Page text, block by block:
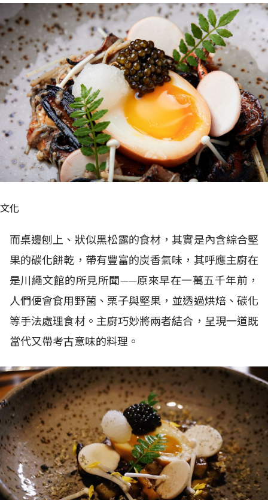
文化
而桌邊刨上、狀似黑松露的食材，其實是內含綜合堅
果的碳化餅乾，帶有豐富的炭香氣味，其呼應主廚在
是川繩文館的所見所聞——原來早在一萬五千年前，
人們便會食用野菌、栗子與堅果，並透過烘焙、碳化
等手法處理食材。主廚巧妙將兩者結合，呈現一道既
當代又帶考古意味的料理。